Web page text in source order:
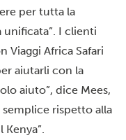
per tutta la
I clienti
Viaggi Africa Safari
aiutarli con la
aiuto”, dice Mees,
rispetto alla